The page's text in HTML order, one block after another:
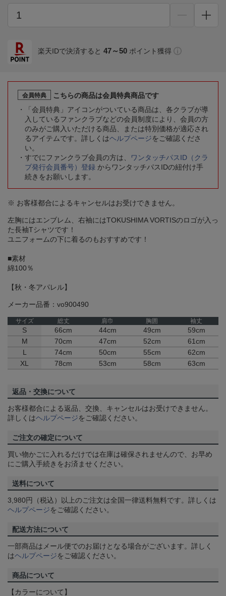
楽天IDで決済すると 47～50 ポイント獲得
会員特典
こちらの商品は会員特典商品です
「会員特典」アイコンがついている商品は、各クラブが導
入しているファンクラブなどの会員制度により、会員の方
のみがご購入いただける商品、または特別価格が適応され
るアイテムです。詳しくはヘルプページをご確認くださ
い。
すでにファンクラブ会員の方は、
ワンタッチパスID（クラ
ブ発行会員番号）登録 からワンタッチパスIDの紐付け手
続きをお願いします。
※ お客様都合によるキャンセルはお受けできません。
左胸にはエンブレム、右袖にはTOKUSHIMA VORTISのロゴが入っ
た長袖Tシャツです！
ユニフォームの下に着るのもおすすめです！
■素材
綿100％
【秋・冬アパレル】
メーカー品番：vo900490
サイズ 総丈 肩巾 胸囲 袖丈
S 66cm 44cm 49cm
59cm
M
70cm 47cm 52cm
61cm
L
74cm 50cm 55cm
62cm
XL
78cm 53cm 58cm 63cm
返品・交換について
お客様都合による返品、交換、キャンセルはお受けできません。
詳しくはヘルプページをご確認ください。
ご注文の確定について
買い物かごに入れるだけでは在庫は確保されませんので、お早め
にご購入手続きをお済ませください。
送料について
3,980円（税込）以上のご注文は全国一律送料無料です。詳しくは
ヘルプページをご確認ください。
配送方法について
一部商品はメール便でのお届けとなる場合がございます。詳しく
はヘルプページをご確認ください。
商品について
【カラーについて】